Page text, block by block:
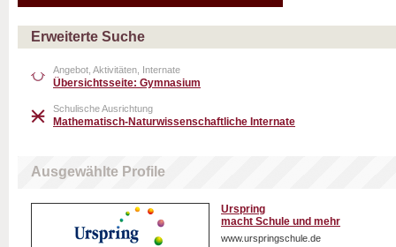
Erweiterte Suche
Angebot, Aktivitäten, Internate
Übersichtsseite: Gymnasium
Schulische Ausrichtung
Mathematisch-Naturwissenschaftliche Internate
Ausgewählte Profile
Urspring
macht Schule und mehr
www.urspringschule.de